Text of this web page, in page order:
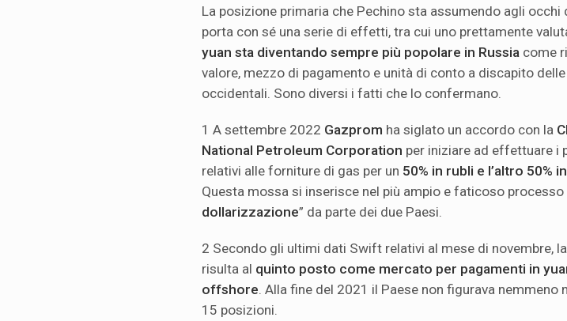
La posizione primaria che Pechino sta assumendo agli occhi
porta con sé una serie di effetti, tra cui uno prettamente
yuan sta diventando sempre più popolare in Russia come
valore, mezzo di pagamento e unità di conto a discapito
occidentali. Sono diversi i fatti che lo confermano.
1 A settembre 2022 Gazprom ha siglato un accordo con la
National Petroleum Corporation per iniziare ad effettuare i
relativi alle forniture di gas per un 50% in rubli e l’altro 50%
Questa mossa si inserisce nel più ampio e faticoso processo
dollarizzazione” da parte dei due Paesi.
2 Secondo gli ultimi dati Swift relativi al mese di novembre,
risulta al quinto posto come mercato per pagamenti in
offshore . Alla fine del 2021 il Paese non figurava nemmeno
15 posizioni.